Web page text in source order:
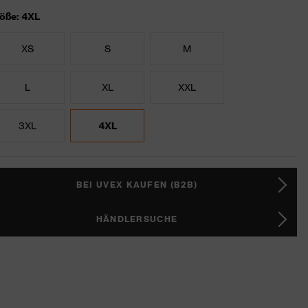
4XL
XS S M
L XL XXL
3XL 4XL
BEI UVEX KAUFEN (B2B)
HÄNDLERSUCHE